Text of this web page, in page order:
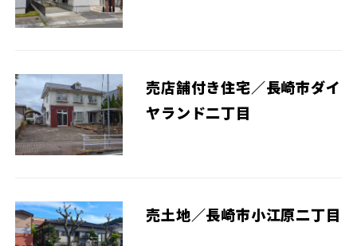
売店舗付き住宅／長崎市ダイ
ヤランド二丁目
売土地／長崎市小江原二丁目